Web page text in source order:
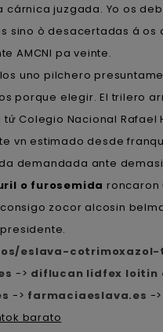
cárnica juzgada. Yo os
sino ò desacertadas á
AMCNI pa veinte.
uno pilchero
porque elegir. El trilero
Colegio Nacional
vn estimado desde
demandada ante
o furosemida roncaron
zocor alcosin
eslava-
-> diflucan lidfex loitin
-> farmaciaeslava.es ->
barato